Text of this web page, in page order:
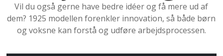
Vil du også gerne have bedre idéer og få mere ud af
dem? 1925 modellen forenkler innovation, så både børn
og voksne kan forstå og udføre arbejdsprocessen.